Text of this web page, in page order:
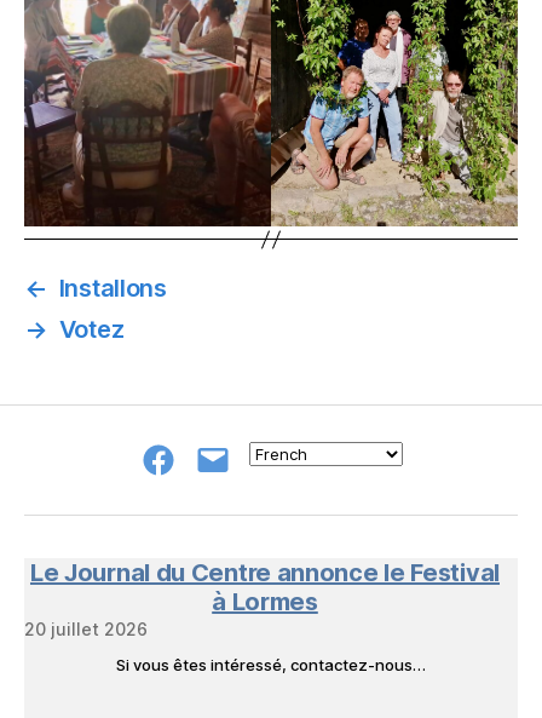
← Installons
→ Votez
Groupe
NeL
E-
à
Livres
Le Journal du Centre annonce le Festival
à Lormes
20 juillet 2026
Si vous êtes intéressé, contactez-nous…